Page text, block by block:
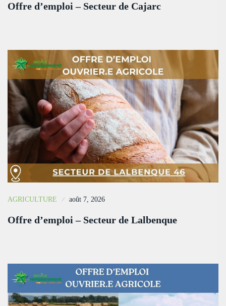
Offre d’emploi – Secteur de Cajarc
AGRICULTURE août 7, 2026
Offre d’emploi – Secteur de Lalbenque